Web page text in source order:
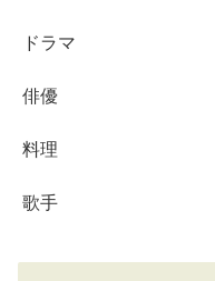
ドラマ
俳優
料理
歌手